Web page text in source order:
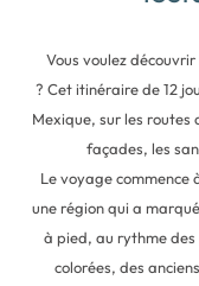
Vous voulez
? Cet itinéraire de 12
Mexique, sur les routes
façades, les
Le voyage commence
une région qui a
à pied, au rythme des
colorées, des